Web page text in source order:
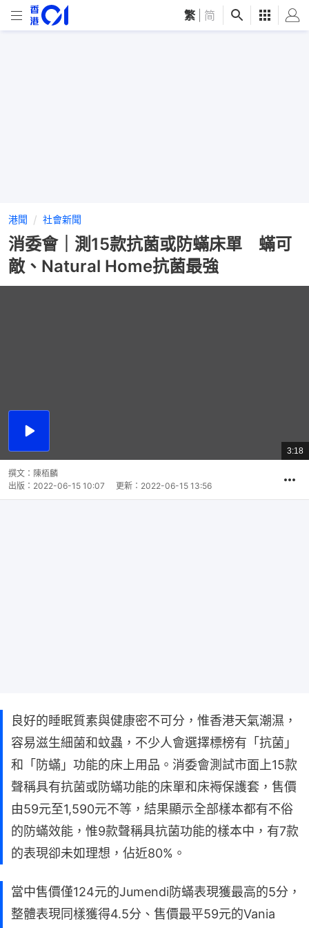
繁 简
港聞 社會新聞
消委會｜測15款抗菌或防蟎床單 蟎可
敵、Natural Home抗菌最強
播
總
共
3:18
撰文： 陳栢麟
出版： 2022-06-15 10:07 更新： 2022-06-15 13:56
良好的睡眠質素與健康密不可分，惟香港天氣潮濕，
容易滋生細菌和蚊蟲，不少人會選擇標榜有「抗菌」
和「防蟎」功能的床上用品。消委會測試市面上15款
聲稱具有抗菌或防蟎功能的床單和床褥保護套，售價
由59元至1,590元不等，結果顯示全部樣本都有不俗
的防蟎效能，惟9款聲稱具抗菌功能的樣本中，有7款
的表現卻未如理想，佔近80%。
當中售價僅124元的Jumendi防蟎表現獲最高的5分，
整體表現同樣獲得4.5分、售價最平59元的Vania